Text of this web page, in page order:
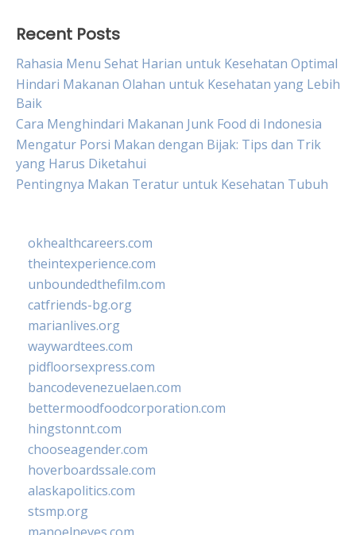
Recent Posts
Rahasia Menu Sehat Harian untuk Kesehatan Optimal
Hindari Makanan Olahan untuk Kesehatan yang Lebih
Baik
Cara Menghindari Makanan Junk Food di Indonesia
Mengatur Porsi Makan dengan Bijak: Tips dan Trik
yang Harus Diketahui
Pentingnya Makan Teratur untuk Kesehatan Tubuh
okhealthcareers.com
theintexperience.com
unboundedthefilm.com
catfriends-bg.org
marianlives.org
waywardtees.com
pidfloorsexpress.com
bancodevenezuelaen.com
bettermoodfoodcorporation.com
hingstonnt.com
chooseagender.com
hoverboardssale.com
alaskapolitics.com
stsmp.org